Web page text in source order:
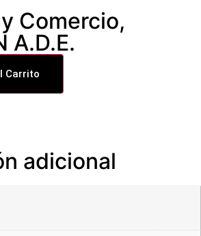
Comercio,
A.D.E.
Carrito
adicional